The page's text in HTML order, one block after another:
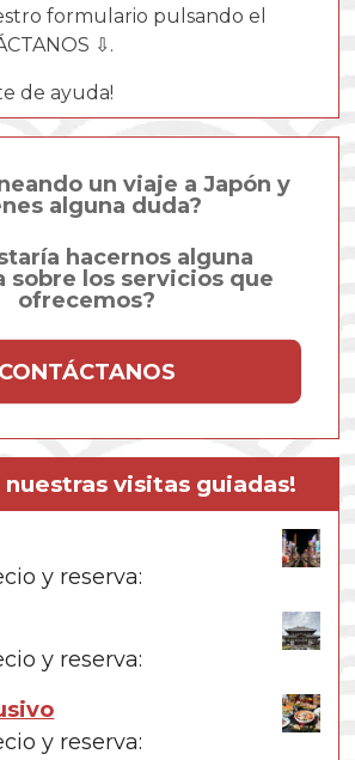
formulario pulsando el
⇩.
de ayuda!
un viaje a Japón y
alguna duda?
hacernos alguna
sobre los servicios que
ofrecemos?
CONTÁCTANOS
nuestras visitas guiadas!
y reserva:
y reserva:
y reserva: